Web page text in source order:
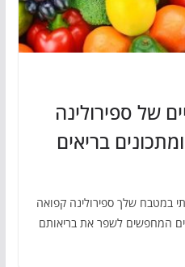
של ספירולינה
בריאים
במטבח שלך ספירולינה קפואה
המחפשים לשפר את בריאותם